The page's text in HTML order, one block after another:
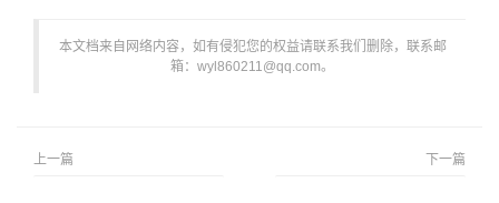
本文档来自网络内容，如有侵犯您的权益请联系我们删除，联系邮
箱：wyl860211@qq.com。
上一篇 下一篇